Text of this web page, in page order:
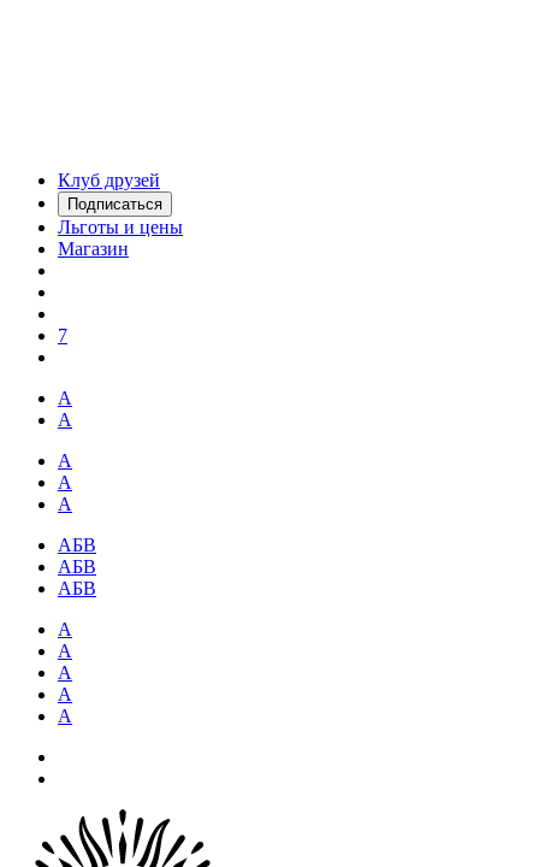
Клуб друзей
Подписаться
Льготы и цены
Магазин
7
А
А
А
А
А
АБВ
АБВ
АБВ
А
А
А
А
А